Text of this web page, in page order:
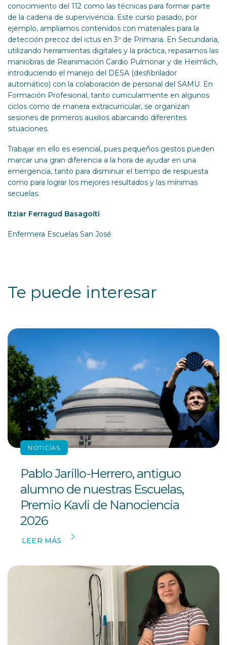
conocimiento del 112 como las técnicas para formar parte
de la cadena de supervivencia. Este curso pasado, por
ejemplo, ampliamos contenidos con materiales para la
detección precoz del ictus en 3º de Primaria. En Secundaria,
utilizando herramientas digitales y la práctica, repasamos las
maniobras de Reanimación Cardio Pulmonar y de Heimlich,
introduciendo el manejo del DESA (desfibrilador
automático) con la colaboración de personal del SAMU. En
Formación Profesional, tanto curricularmente en algunos
ciclos como de manera extracurricular, se organizan
sesiones de primeros auxilios abarcando diferentes
situaciones.
Trabajar en ello es esencial, pues pequeños gestos pueden
marcar una gran diferencia a la hora de ayudar en una
emergencia, tanto para disminuir el tiempo de respuesta
como para lograr los mejores resultados y las mínimas
secuelas.
Itziar Ferragud Basagoiti
Enfermera Escuelas San José
Te puede interesar
NOTICIAS
Pablo Jarillo-Herrero, antiguo
alumno de nuestras Escuelas,
Premio Kavli de Nanociencia
2026
LEER MÁS